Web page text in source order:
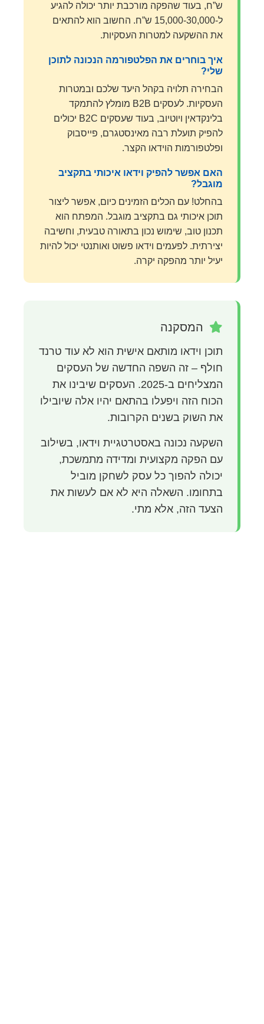
ש”ח, בעוד שהפקה מורכבת יותר יכולה להגיע
ל-15,000-30,000 ש”ח. החשוב הוא להתאים
את ההשקעה למטרות העסקיות.
איך בוחרים את הפלטפורמה הנכונה לתוכן
שלי?
הבחירה תלויה בקהל היעד שלכם ובמטרות
העסקיות. לעסקים B2B מומלץ להתמקד
בלינקדאין ויוטיוב, בעוד שעסקים B2C יכולים
להפיק תועלת רבה מאינסטגרם, פייסבוק
ופלטפורמות הוידאו הקצר.
האם אפשר להפיק וידאו איכותי בתקציב
מוגבל?
בהחלט! עם הכלים הזמינים כיום, אפשר ליצור
תוכן איכותי גם בתקציב מוגבל. המפתח הוא
תכנון טוב, שימוש נכון בתאורה טבעית, וחשיבה
יצירתית. לפעמים וידאו פשוט ואותנטי יכול להיות
יעיל יותר מהפקה יקרה.
המסקנה
תוכן וידאו מותאם אישית הוא לא עוד טרנד
חולף – זה השפה החדשה של העסקים
המצליחים ב-2025. העסקים שיבינו את
הכוח הזה ויפעלו בהתאם יהיו אלה שיובילו
את השוק בשנים הקרובות.
השקעה נכונה באסטרטגיית וידאו, בשילוב
עם הפקה מקצועית ומדידה מתמשכת,
יכולה להפוך כל עסק לשחקן מוביל
בתחומו. השאלה היא לא אם לעשות את
הצעד הזה, אלא מתי.